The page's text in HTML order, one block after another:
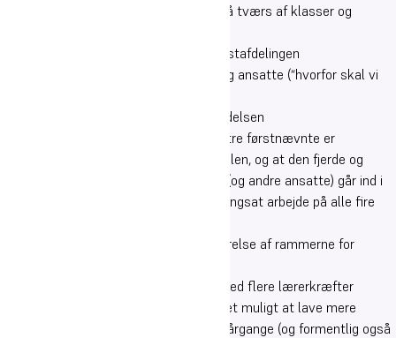
Ønske om flere arrangementer på tværs af klasser og
Kommunikation og relationer i kostafdelingen
Fællessamlinger for alle elever og ansatte (“hvorfor skal vi
Ønske om mere forståelse fra ledelsen
Det er vores klare overbevisning at de tre førstnævnte er
afgørende for den sociale trivsel på skolen, og at den fjerde og
femte vil blive styrket ved at ledelsen (og andre ansatte) går ind i
arbejdet med disse tre. Derfor har vi igangsat arbejde på alle fire
Støtte til festudvalget, tydeliggørelse af rammerne for
En ny struktur i kostafdelingen med flere lærerkræfter
involveret end tidligere vil gøre det muligt at lave mere
pædagogisk arbejde på tværs af årgange (og formentlig også